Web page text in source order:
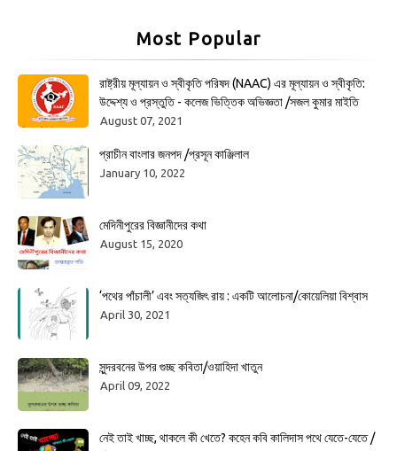
Most Popular
রাষ্ট্রীয় মূল্যায়ন ও স্বীকৃতি পরিষদ (NAAC) এর মূল্যায়ন ও স্বীকৃতি:
উদ্দেশ্য ও প্রস্তুতি - কলেজ ভিত্তিক অভিজ্ঞতা /সজল কুমার মাইতি
August 07, 2021
প্রাচীন বাংলার জনপদ /প্রসূন কাঞ্জিলাল
January 10, 2022
মেদিনীপুরের বিজ্ঞানীদের কথা
August 15, 2020
‘পথের পাঁচালী’ এবং সত্যজিৎ রায় : একটি আলোচনা/কোয়েলিয়া বিশ্বাস
April 30, 2021
সুন্দরবনের উপর গুচ্ছ কবিতা/ওয়াহিদা খাতুন
April 09, 2022
নেই তাই খাচ্ছ, থাকলে কী খেতে? কহেন কবি কালিদাস পথে যেতে-যেতে /